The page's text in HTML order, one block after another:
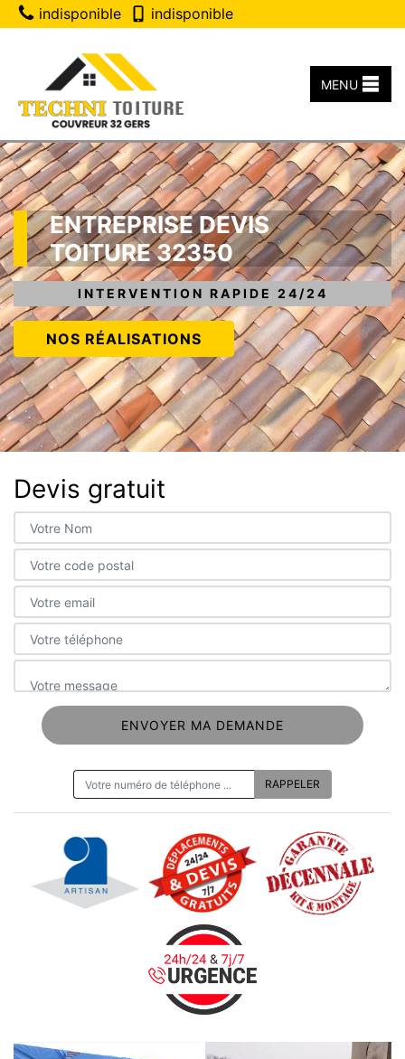
indisponible indisponible
MENU
ENTREPRISE DEVIS
TOITURE 32350
INTERVENTION RAPIDE 24/24
NOS RÉALISATIONS
Devis gratuit